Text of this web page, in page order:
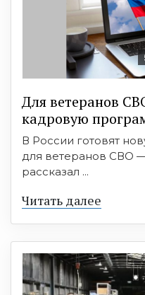
Для ветеранов
кадровую
В России готовят
для ветеранов СВО
рассказал ...
Читать далее